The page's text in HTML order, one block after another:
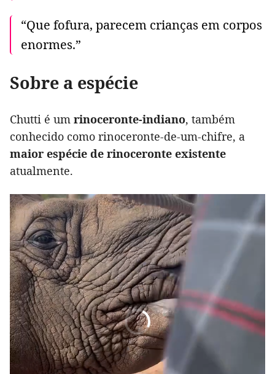
“Que fofura, parecem crianças em corpos
enormes.”
Sobre a espécie
Chutti é um rinoceronte-indiano, também
conhecido como rinoceronte-de-um-chifre, a
maior espécie de rinoceronte existente
atualmente.